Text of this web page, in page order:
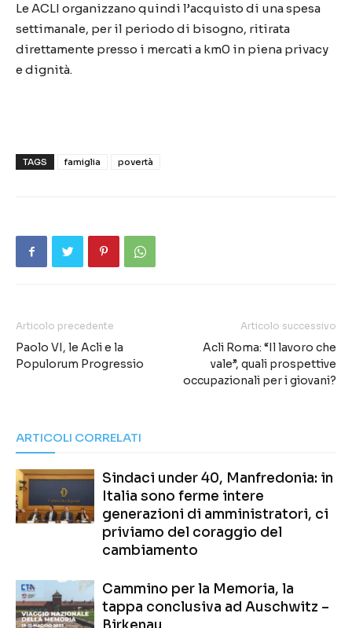
Le ACLI organizzano quindi l’acquisto di una spesa
settimanale, per il periodo di bisogno, ritirata
direttamente presso i mercati a km0 in piena privacy
e dignità.
TAGS famiglia povertà
Articolo precedente
Paolo VI, le Acli e la
Populorum Progressio
Articolo successivo
Acli Roma: “Il lavoro che
vale”, quali prospettive
occupazionali per i giovani?
ARTICOLI CORRELATI
Sindaci under 40, Manfredonia: in
Italia sono ferme intere
generazioni di amministratori, ci
priviamo del coraggio del
cambiamento
Cammino per la Memoria, la
tappa conclusiva ad Auschwitz –